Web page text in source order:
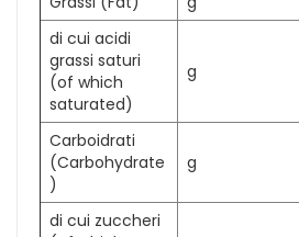
di cui acidi
grassi saturi
(of which
saturated)
g
Carboidrati
(Carbohydrate
)
g
di cui zuccheri